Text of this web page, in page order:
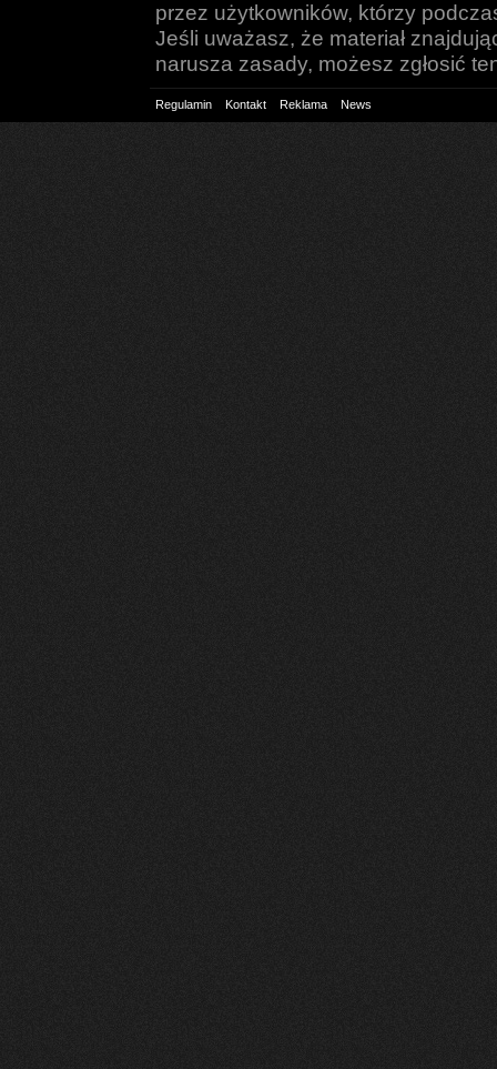
przez użytkowników, którzy
Jeśli uważasz, że materiał
narusza zasady, możesz zgłosić
Regulamin Kontakt Reklama News